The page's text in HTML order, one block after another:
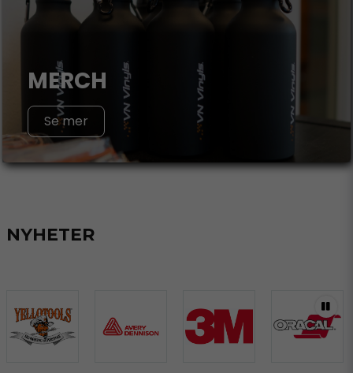
MERCH
Se mer
NYHETER